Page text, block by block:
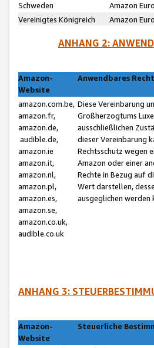
Schweden
Amazon
Vereinigtes Königreich
Amazon
ANHANG 2:
Amazon-
Website
Anwendbares
amazon.com.be,
amazon.fr,
amazon.de,
audible.de,
amazon.ie
amazon.it,
amazon.nl,
amazon.pl,
amazon.es,
amazon.se,
amazon.co.uk,
audible.co.uk
Diese Vereinbarung
Großherzogtums
ausschließlichen
dieser Vereinbarung
Rechtsschutz wegen
Amazon oder einer
Rechte in Bezug auf
Wert darstellen,
ausgeglichen werden
ANHANG 3:
Amazon-
Website
Steuerliche